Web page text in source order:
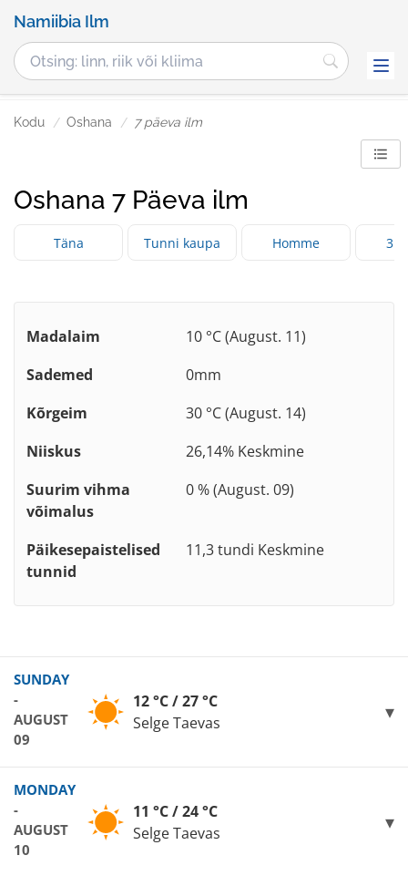
Namiibia Ilm
Kodu Oshana 7 päeva ilm
Oshana 7 Päeva ilm
Täna Tunni kaupa Homme 3
Madalaim
10 °C (August. 11)
Sademed
0mm
Kõrgeim
30 °C (August. 14)
Niiskus
26,14% Keskmine
Suurim vihma
võimalus
0 % (August. 09)
Päikesepaistelised
tunnid
11,3 tundi Keskmine
SUNDAY
-
AUGUST
09
12 °C / 27 °C
Selge Taevas
MONDAY
-
AUGUST
10
11 °C / 24 °C
Selge Taevas